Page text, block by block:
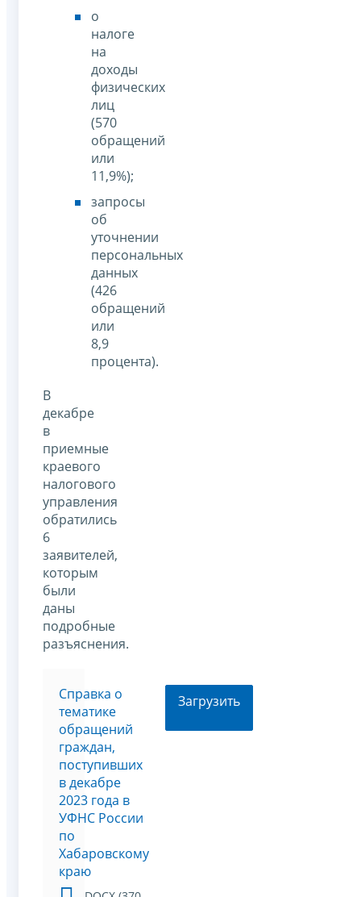
о
налоге
на
доходы
физических
лиц
(570
обращений
или
11,9%);
запросы
об
уточнении
персональных
данных
(426
обращений
или
8,9
процента).
В
декабре
в
приемные
краевого
налогового
управления
обратились
6
заявителей,
которым
были
даны
подробные
разъяснения.
Справка о
тематике
обращений
граждан,
поступивших
в декабре
2023 года в
УФНС России
по
Хабаровскому
краю
Загрузить